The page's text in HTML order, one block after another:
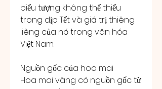
biểu tượng không thể thiếu
trong dịp Tết và giá trị thiêng
liêng của nó trong văn hóa
Việt Nam.
Nguồn gốc của hoa mai
Hoa mai vàng có nguồn gốc từ